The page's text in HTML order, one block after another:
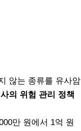
않는 종류를 유사암
의 위험 관리 정책
만 원에서 1억 원